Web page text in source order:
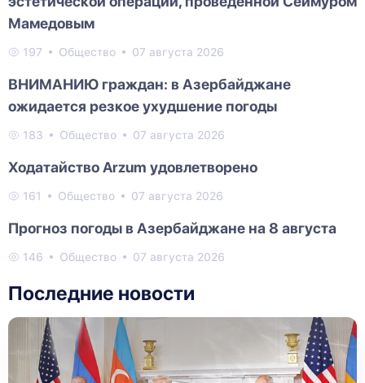
Мамедовым
197 Общество 07 августа 2026
ВНИМАНИЮ граждан: в Азербайджане
ожидается резкое ухудшение погоды
183 Общество 07 августа 2026
Ходатайство Arzum удовлетворено
161 Общество 07 августа 2026
Прогноз погоды в Азербайджане на 8 августа
146 Общество 07 августа 2026
Последние новости